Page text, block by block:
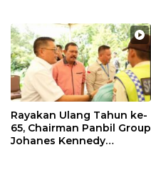
Rayakan Ulang Tahun ke-
65, Chairman Panbil Group
Johanes Kennedy